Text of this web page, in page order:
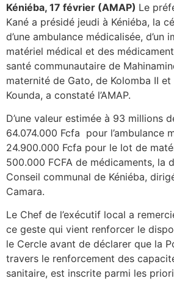
Kéniéba, 17 février (AMAP) Le
Kané a présidé jeudi à Kéniéba, la
d’une ambulance médicalisée,
matériel médical et des
santé communautaire de
maternité de Gato, de Kolomba II
Kounda, a constaté l’AMAP.
D’une valeur estimée à 93 millions
64.074.000 Fcfa pour l’ambulance
24.900.000 Fcfa pour le lot de
500.000 FCFA de médicaments, la
Conseil communal de Kéniéba,
Camara.
Le Chef de l’exécutif local a
ce geste qui vient renforcer le
le Cercle avant de déclarer que la
travers le renforcement des
sanitaire, est inscrite parmi les